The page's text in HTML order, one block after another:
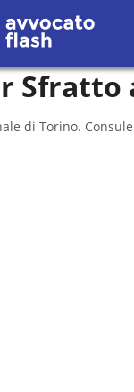
Sfratto
di Torino.